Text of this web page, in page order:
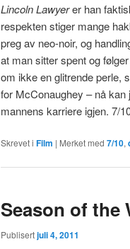
Lincoln Lawyerer han
respekten stiger mange
preg av neo-noir, og
at man sitter spent og
om ikke en glitrende perle,
for McConaughey – nå
mannens karriere igjen. 7/
Skrevet i Film | Merket med 7/10,
Season of the
Publisertjuli 4, 2011